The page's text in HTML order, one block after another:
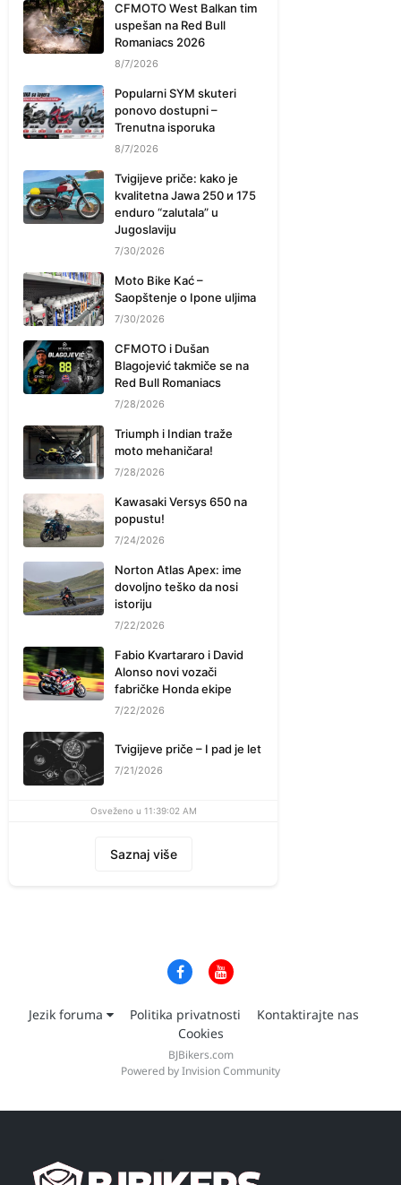
CFMOTO West Balkan tim
uspešan na Red Bull
Romaniacs 2026
8/7/2026
Popularni SYM skuteri
ponovo dostupni –
Trenutna isporuka
8/7/2026
Tvigijeve priče: kako je
kvalitetna Jawa 250 и 175
enduro “zalutala” u
Jugoslaviju
7/30/2026
Moto Bike Kać –
Saopštenje o Ipone uljima
7/30/2026
CFMOTO i Dušan
Blagojević takmiče se na
Red Bull Romaniacs
7/28/2026
Triumph i Indian traže
moto mehaničara!
7/28/2026
Kawasaki Versys 650 na
popustu!
7/24/2026
Norton Atlas Apex: ime
dovoljno teško da nosi
istoriju
7/22/2026
Fabio Kvartararo i David
Alonso novi vozači
fabričke Honda ekipe
7/22/2026
Tvigijeve priče – I pad je let
7/21/2026
Osveženo u 11:39:02 AM
Saznaj više
Jezik foruma Politika privatnosti
Kontaktirajte nas
Cookies
BJBikers.com
Powered by Invision Community